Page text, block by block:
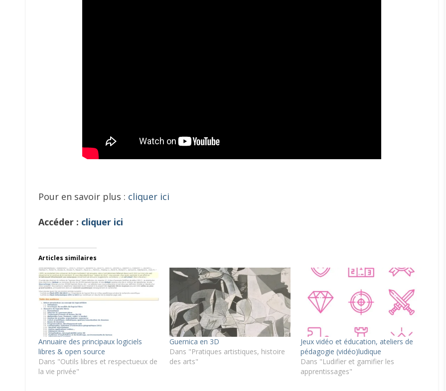
Pour en savoir plus : cliquer ici
Accéder : cliquer ici
Articles similaires
Annuaire des principaux logiciels
libres & open source
Dans "Outils libres et respectueux de
la vie privée"
Guernica en 3D
Dans "Pratiques artistiques, histoire
des arts"
Jeux vidéo et éducation, ateliers de
pédagogie (vidéo)ludique
Dans "Ludifier et gamifier les
apprentissages"